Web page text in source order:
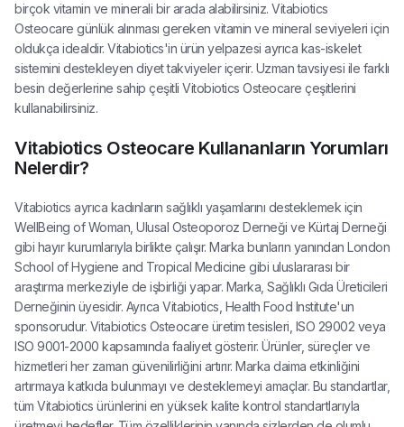
birçok vitamin ve minerali bir arada alabilirsiniz. Vitabiotics
Osteocare günlük alınması gereken vitamin ve mineral seviyeleri için
oldukça idealdir. Vitabiotics'in ürün yelpazesi ayrıca kas-iskelet
sistemini destekleyen diyet takviyeler içerir. Uzman tavsiyesi ile farklı
besin değerlerine sahip çeşitli Vitobiotics Osteocare çeşitlerini
kullanabilirsiniz.
Vitabiotics Osteocare Kullananların Yorumları
Nelerdir?
Vitabiotics ayrıca kadınların sağlıklı yaşamlarını desteklemek için
WellBeing of Woman, Ulusal Osteoporoz Derneği ve Kürtaj Derneği
gibi hayır kurumlarıyla birlikte çalışır. Marka bunların yanından London
School of Hygiene and Tropical Medicine gibi uluslararası bir
araştırma merkeziyle de işbirliği yapar. Marka, Sağlıklı Gıda Üreticileri
Derneğinin üyesidir. Ayrıca Vitabiotics, Health Food Institute'un
sponsorudur. Vitabiotics Osteocare üretim tesisleri, ISO 29002 veya
ISO 9001-2000 kapsamında faaliyet gösterir. Ürünler, süreçler ve
hizmetleri her zaman güvenilirliğini artırır. Marka daima etkinliğini
artırmaya katkıda bulunmayı ve desteklemeyi amaçlar. Bu standartlar,
tüm Vitabiotics ürünlerini en yüksek kalite kontrol standartlarıyla